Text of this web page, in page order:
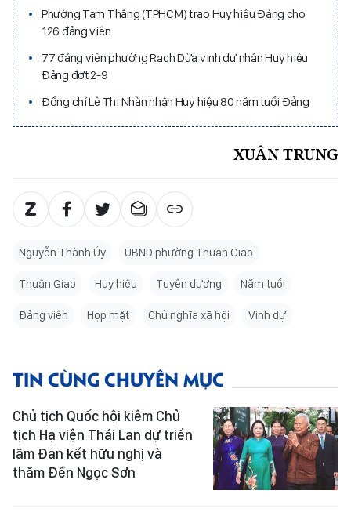
Phường Tam Thắng (TPHCM) trao Huy hiệu Đảng cho
126 đảng viên
77 đảng viên phường Rạch Dừa vinh dự nhận Huy hiệu
Đảng đợt 2-9
Đồng chí Lê Thị Nhàn nhận Huy hiệu 80 năm tuổi Đảng
XUÂN TRUNG
Nguyễn Thành Úy UBND phường Thuận Giao
Thuận Giao Huy hiệu Tuyên dương Năm tuổi
Đảng viên Họp mặt Chủ nghĩa xã hội Vinh dự
TIN CÙNG CHUYÊN MỤC
Chủ tịch Quốc hội kiêm Chủ
tịch Hạ viện Thái Lan dự triển
lãm Đan kết hữu nghị và
thăm Đền Ngọc Sơn